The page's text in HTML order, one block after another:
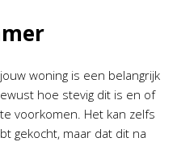
woning is een belangrijk
hoe stevig dit is en of
voorkomen. Het kan zelfs
gekocht, maar dat dit na